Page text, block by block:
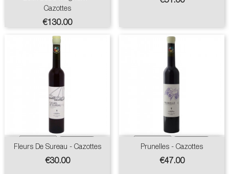
Cazottes
Price
€130.00
Fleurs De Sureau - Cazottes
Price
€30.00
Prunelles - Cazottes
Price
€47.00